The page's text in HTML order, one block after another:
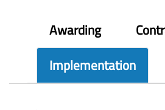
Awarding
Implementation